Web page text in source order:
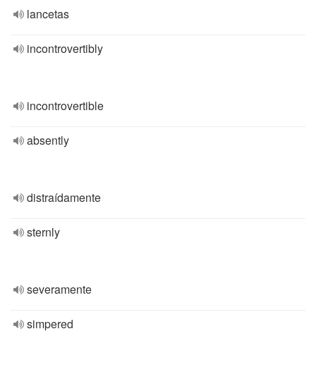
lancetas
incontrovertibly
incontrovertible
absently
distraídamente
sternly
severamente
simpered